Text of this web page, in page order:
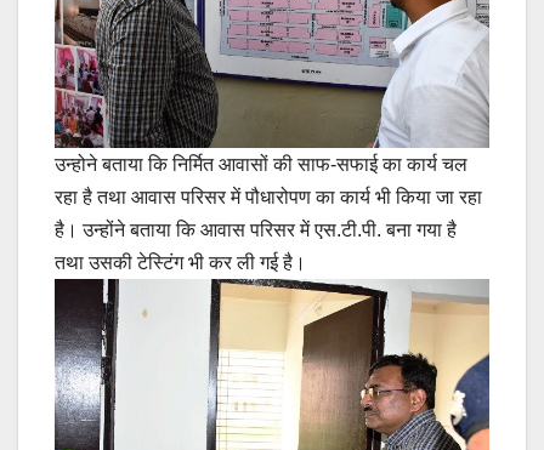
उन्होने बताया कि निर्मित आवासों की साफ-सफाई का कार्य चल
रहा है तथा आवास परिसर में पौधारोपण का कार्य भी किया जा रहा
है। उन्होंने बताया कि आवास परिसर में एस.टी.पी. बना गया है
तथा उसकी टेस्टिंग भी कर ली गई है।